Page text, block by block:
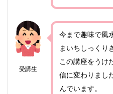
受講生
今まで趣味で風
まいちしっくり
この講座をうけ
信に変わりまし
んでいます。